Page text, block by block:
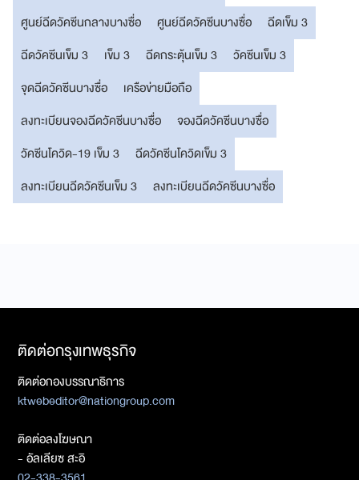
ศูนย์ฉีดวัคซีนกลางบางซื่อ
ศูนย์ฉีดวัคซีนบางซื่อ
ฉีดเข็ม 3
ฉีดวัคซีนเข็ม 3
เข็ม 3 ฉีดกระตุ้นเข็ม 3
วัคซีนเข็ม 3
จุดฉีดวัคซีนบางซื่อ
เครือข่ายมือถือ
ลงทะเบียนจองฉีดวัคซีนบางซื่อ
จองฉีดวัคซีนบางซื่อ
วัคซีนโควิด-19 เข็ม 3
ฉีดวัคซีนโควิดเข็ม 3
ลงทะเบียนฉีดวัคซีนเข็ม 3
ลงทะเบียนฉีดวัคซีนบางซื่อ
ติดต่อกรุงเทพธุรกิจ
ติดต่อกองบรรณาธิการ
ktwebeditor@nationgroup.com
ติดต่อลงโฆษณา
- อัลเลียซ สะอิ